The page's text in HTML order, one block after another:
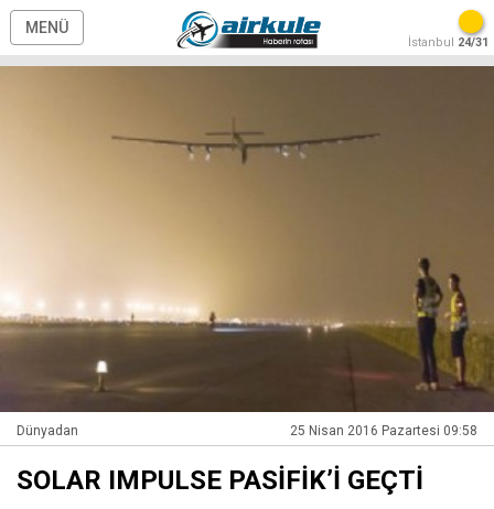
MENÜ
İstanbul 24/31
Dünyadan 25 Nisan 2016 Pazartesi 09:58
SOLAR IMPULSE PASİFİK’İ GEÇTİ